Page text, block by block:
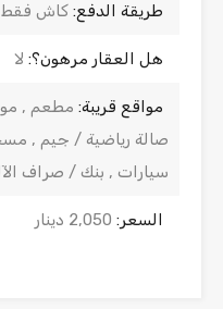
طريقة الدفع: كاش فقط
هل العقار مرهون؟: لا
مواقع قريبة: مطعم ,
صالة رياضية / جيم ,
سيارات , بنك / صراف
السعر: 2,050 دينار